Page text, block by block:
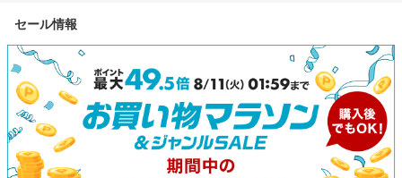
庭用 蓄電池 太陽光発電 急速
ズ 節電 エコフロー
鰻楽 宮崎県 宮崎市 宮崎 ふる
セール情報